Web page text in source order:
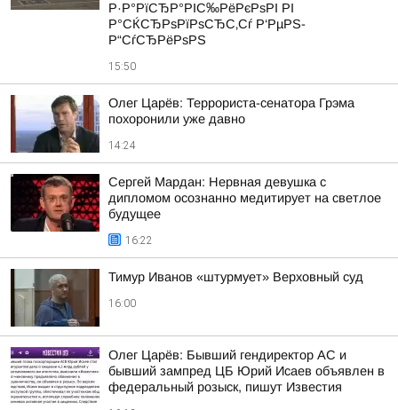
Р·Р°РїСЂР°РІС‰РёРєРѕРІ РІ
Р°СЌСЂРѕРїРѕСЂС‚Сѓ Р‘РµРЅ-
Р“СѓСЂРёРѕРЅ
15:50
Олег Царёв: Террориста-сенатора Грэма
похоронили уже давно
14:24
Сергей Мардан: Нервная девушка с
дипломом осознанно медитирует на светлое
будущее
16:22
Тимур Иванов «штурмует» Верховный суд
16:00
Олег Царёв: Бывший гендиректор АС и
бывший зампред ЦБ Юрий Исаев объявлен в
федеральный розыск, пишут Известия